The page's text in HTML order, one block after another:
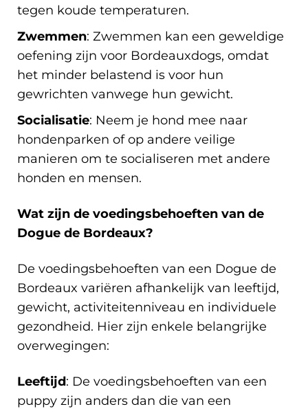
tegen koude temperaturen.
Zwemmen: Zwemmen kan een geweldige
oefening zijn voor Bordeauxdogs, omdat
het minder belastend is voor hun
gewrichten vanwege hun gewicht.
Socialisatie: Neem je hond mee naar
hondenparken of op andere veilige
manieren om te socialiseren met andere
honden en mensen.
Wat zijn de voedingsbehoeften van de
Dogue de Bordeaux?
De voedingsbehoeften van een Dogue de
Bordeaux variëren afhankelijk van leeftijd,
gewicht, activiteitenniveau en individuele
gezondheid. Hier zijn enkele belangrijke
overwegingen:
Leeftijd: De voedingsbehoeften van een
puppy zijn anders dan die van een